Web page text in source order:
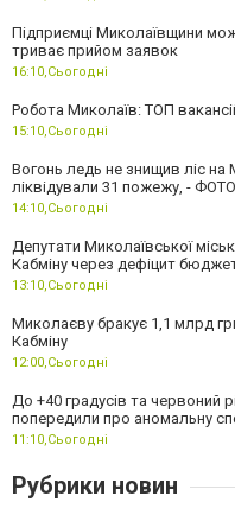
Підприємці Миколаївщини
триває прийом заявок
16:10, Сьогодні
Робота Миколаїв: ТОП
15:10, Сьогодні
Вогонь ледь не знищив ліс на
ліквідували 31 пожежу, - ФОТО
14:10, Сьогодні
Депутати Миколаївської
Кабміну через дефіцит
13:10, Сьогодні
Миколаєву бракує 1,1 млрд
Кабміну
12:00, Сьогодні
До +40 градусів та червоний
попередили про аномальну
11:10, Сьогодні
Рубрики новин